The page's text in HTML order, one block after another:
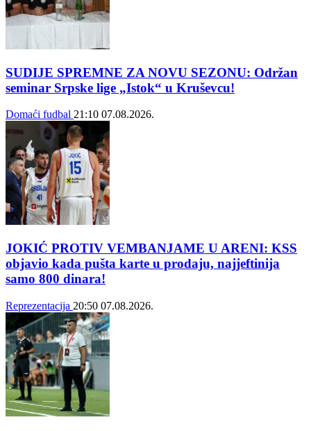
SUDIJE SPREMNE ZA NOVU SEZONU: Održan
seminar Srpske lige „Istok“ u Kruševcu!
Domaći fudbal 21:10 07.08.2026.
JOKIĆ PROTIV VEMBANJAME U ARENI: KSS
objavio kada pušta karte u prodaju, najjeftinija
samo 800 dinara!
Reprezentacija 20:50 07.08.2026.